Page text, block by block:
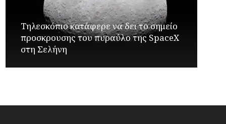
Τηλεσκόπιο κατάφερε να δει το σημείο
προσκρουσης του πυραύλο της SpaceX
στη Σελήνη